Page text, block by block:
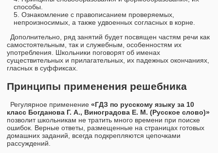
способы.
Ознакомление с правописанием проверяемых,
непроизносимых, а также удвоенных согласных в корне.
Дополнительно, ряд занятий будет посвящен частям речи как
самостоятельным, так и служебным, особенностям их
употребления. Школьники поговорят об именах
существительных и прилагательных, их падежных окончаниях,
гласных в суффиксах.
Принципы применения решебника
Регулярное применение «ГДЗ по русскому языку за 10
класс Богданова Г. А., Виноградова Е. М. (Русское слово)»
позволит школьникам не тратить много времени при поиске
ошибок. Верные ответы, размещенные на страницах готовых
домашних заданий, всегда подкрепляются цепочками
рассуждений.